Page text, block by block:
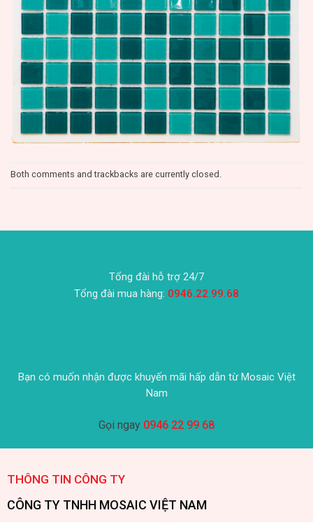
Both comments and trackbacks are currently closed.
Tổng đài hỗ trợ 24/7
Tổng đài mua hàng: 0946.22.99.68
Bạn có muốn nhận được khuyến mãi hấp dẫn từ Mosaic Việt
Nam
Gọi ngay 0946 22 99 68
THÔNG TIN CÔNG TY
CÔNG TY TNHH MOSAIC VIỆT NAM